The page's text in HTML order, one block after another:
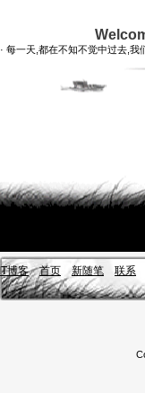
· 每一天,都在不知不觉中过去,
IT博客 首页 新随笔 联系